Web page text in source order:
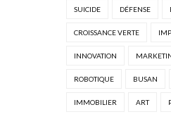
SUICIDE DÉFENSE
CROISSANCE VERTE
INNOVATION
ROBOTIQUE BUSAN
IMMOBILIER ART